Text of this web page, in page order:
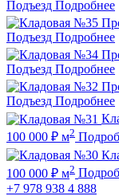
Подъезд Подробнее
Подъезд Подробнее
Подъезд Подробнее
Подъезд Подробнее
100 000 ₽ м2
100 000 ₽ м2
+7 978 938 4 888